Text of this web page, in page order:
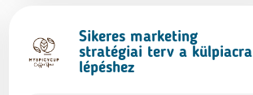
Sikeres marketing
stratégiai terv a külpiacra
lépéshez